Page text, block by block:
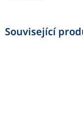
Související